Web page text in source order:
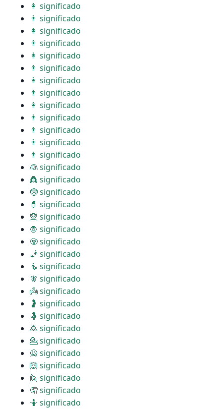
👩 significado
👨 significado
👩 significado
👨 significado
👩 significado
👨 significado
👩 significado
👨 significado
👩 significado
👨 significado
👨 significado
👨 significado
👨 significado
👰 significado
👸 significado
🤶 significado
🧙 significado
🧝 significado
🧛 significado
🧟 significado
🧞 significado
🧜 significado
🧚 significado
👼 significado
🤰 significado
🤱 significado
🙇 significado
💁 significado
🙅 significado
🙆 significado
🙋 significado
🤦 significado
🤷 significado